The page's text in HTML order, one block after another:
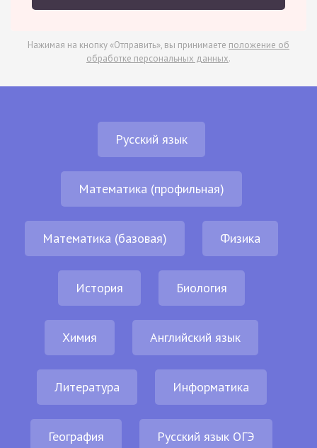
Нажимая на кнопку «Отправить», вы принимаете положение об
обработке персональных данных.
Русский язык
Математика (профильная)
Математика (базовая) Физика
История Биология
Химия Английский язык
Литература Информатика
География Русский язык ОГЭ